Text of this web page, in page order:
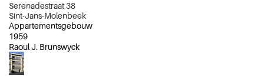
Serenadestraat 38
Sint-Jans-Molenbeek
Appartementsgebouw
1959
Raoul J. Brunswyck